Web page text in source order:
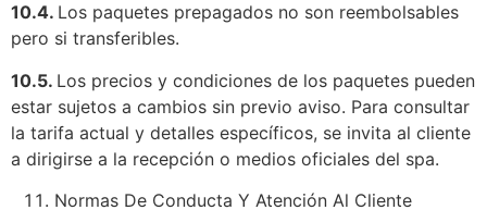
10.4. Los paquetes prepagados no son reembolsables
pero si transferibles.
10.5. Los precios y condiciones de los paquetes pueden
estar sujetos a cambios sin previo aviso. Para consultar
la tarifa actual y detalles específicos, se invita al cliente
a dirigirse a la recepción o medios oficiales del spa.
Normas De Conducta Y Atención Al Cliente